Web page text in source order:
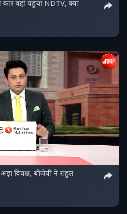
वहां पहुंचा NDTV, क्या
विपक्ष, बीजेपी ने राहुल